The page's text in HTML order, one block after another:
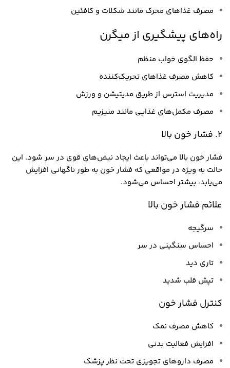
مصرف غذاهای محرک مانند شکلات و کافئین
راه‌های پیشگیری از میگرن
حفظ الگوی خواب منظم
کاهش مصرف غذاهای تحریک‌کننده
مدیریت استرس از طریق مدیتیشن و ورزش
مصرف مکمل‌های غذایی مانند منیزیم
2. فشار خون بالا
فشار خون بالا می‌تواند باعث ایجاد نبض‌های قوی در سر شود. این
حالت به ویژه در مواقعی که فشار خون به طور ناگهانی افزایش
می‌یابد، بیشتر احساس می‌شود.
علائم فشار خون بالا
سرگیجه
احساس سنگینی در سر
تاری دید
تپش قلب شدید
کنترل فشار خون
کاهش مصرف نمک
افزایش فعالیت بدنی
مصرف داروهای تجویزی تحت نظر پزشک